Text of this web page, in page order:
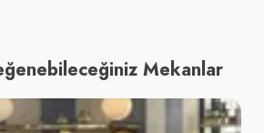
Mekanlar